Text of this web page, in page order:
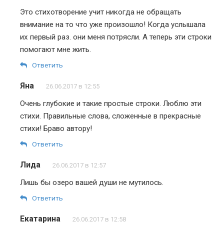
Это стихотворение учит никогда не обращать
внимание на то что уже произошло! Когда услышала
их первый раз. они меня потрясли. А теперь эти строки
помогают мне жить.
Ответить
Яна 26.06.2017 в 12:55
Очень глубокие и такие простые строки. Люблю эти
стихи. Правильные слова, сложенные в прекрасные
стихи! Браво автору!
Ответить
Лида 26.06.2017 в 12:57
Лишь бы озеро вашей души не мутилось.
Ответить
Екатарина 26.06.2017 в 12:58